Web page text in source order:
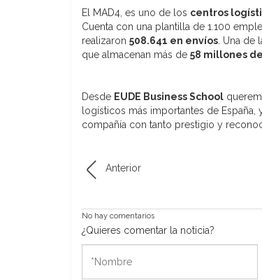
El MAD4, es uno de los centros
Cuenta con una plantilla de 1.100
realizaron 508.641 en envíos . Una
que almacenan más de 58 millones
Desde EUDE Business School
logísticos más importantes de
compañía con tanto prestigio y
Anterior
No hay comentarios
¿Quieres comentar la noticia?